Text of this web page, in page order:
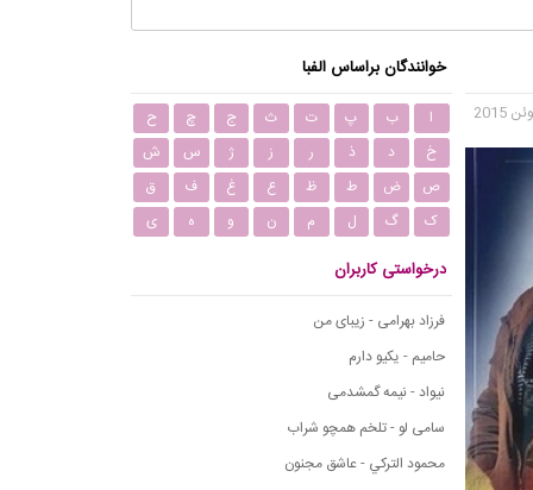
خوانندگان براساس الفبا
ا ب پ ت ث ج چ
ح
خ
د ذ ر ز ژ س
ش
ص
ض ط ظ ع غ ف
ق
ک
گ ل م ن و ه ی
درخواستی کاربران
فرزاد بهرامی - زیبای من
حامیم - یکیو دارم
نیواد - نیمه گمشدمی
سامی لو - تلخم همچو شراب
محمود التركي - عاشق مجنون